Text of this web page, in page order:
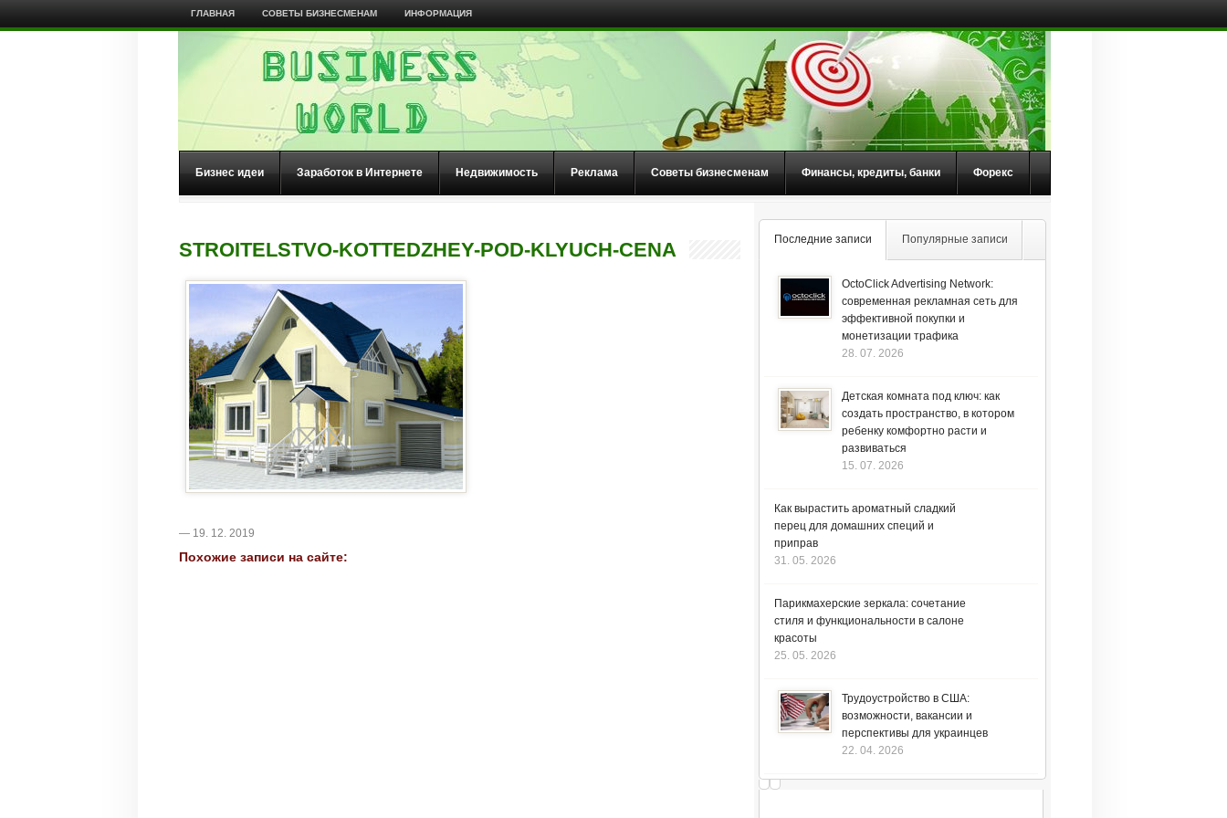
ГЛАВНАЯ СОВЕТЫ БИЗНЕСМЕНАМ ИНФОРМАЦИЯ
Бизнес идеи Заработок в Интернете Недвижимость Реклама Советы бизнесменам Финансы, кредиты, банки Форекс
STROITELSTVO-KOTTEDZHEY-POD-KLYUCH-CENA
— 19. 12. 2019
Похожие записи на сайте:
Последние записи Популярные записи
OctoClick Advertising Network:
современная рекламная сеть для
эффективной покупки и
монетизации трафика
28. 07. 2026
Детская комната под ключ: как
создать пространство, в котором
ребенку комфортно расти и
развиваться
15. 07. 2026
Как вырастить ароматный сладкий
перец для домашних специй и
приправ
31. 05. 2026
Парикмахерские зеркала: сочетание
стиля и функциональности в салоне
красоты
25. 05. 2026
Трудоустройство в США:
возможности, вакансии и
перспективы для украинцев
22. 04. 2026